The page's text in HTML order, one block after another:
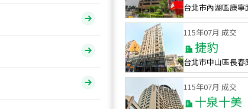
115年07月 成交
捷豹
台北市中山區長春路
115年07月 成交
十泉十美
台北市北投區光明路